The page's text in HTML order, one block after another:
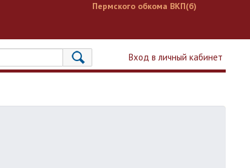
Пермского обкома ВКП(б)
Вход в личный кабинет